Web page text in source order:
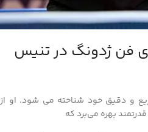
فن ژدونگ در تنیس
و دقیق خود شناخته می‌ شود. او از
بهره می‌برد که